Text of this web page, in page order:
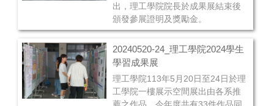
出，理工學院院長於成果展結束後
頒發參展證明及獎勵金。
20240520-24_理工學院2024學生
學習成果展
理工學院113年5月20日至24日於理
工學院一樓展示空間展出由各系推
薦之作品，今年度共有33件作品同